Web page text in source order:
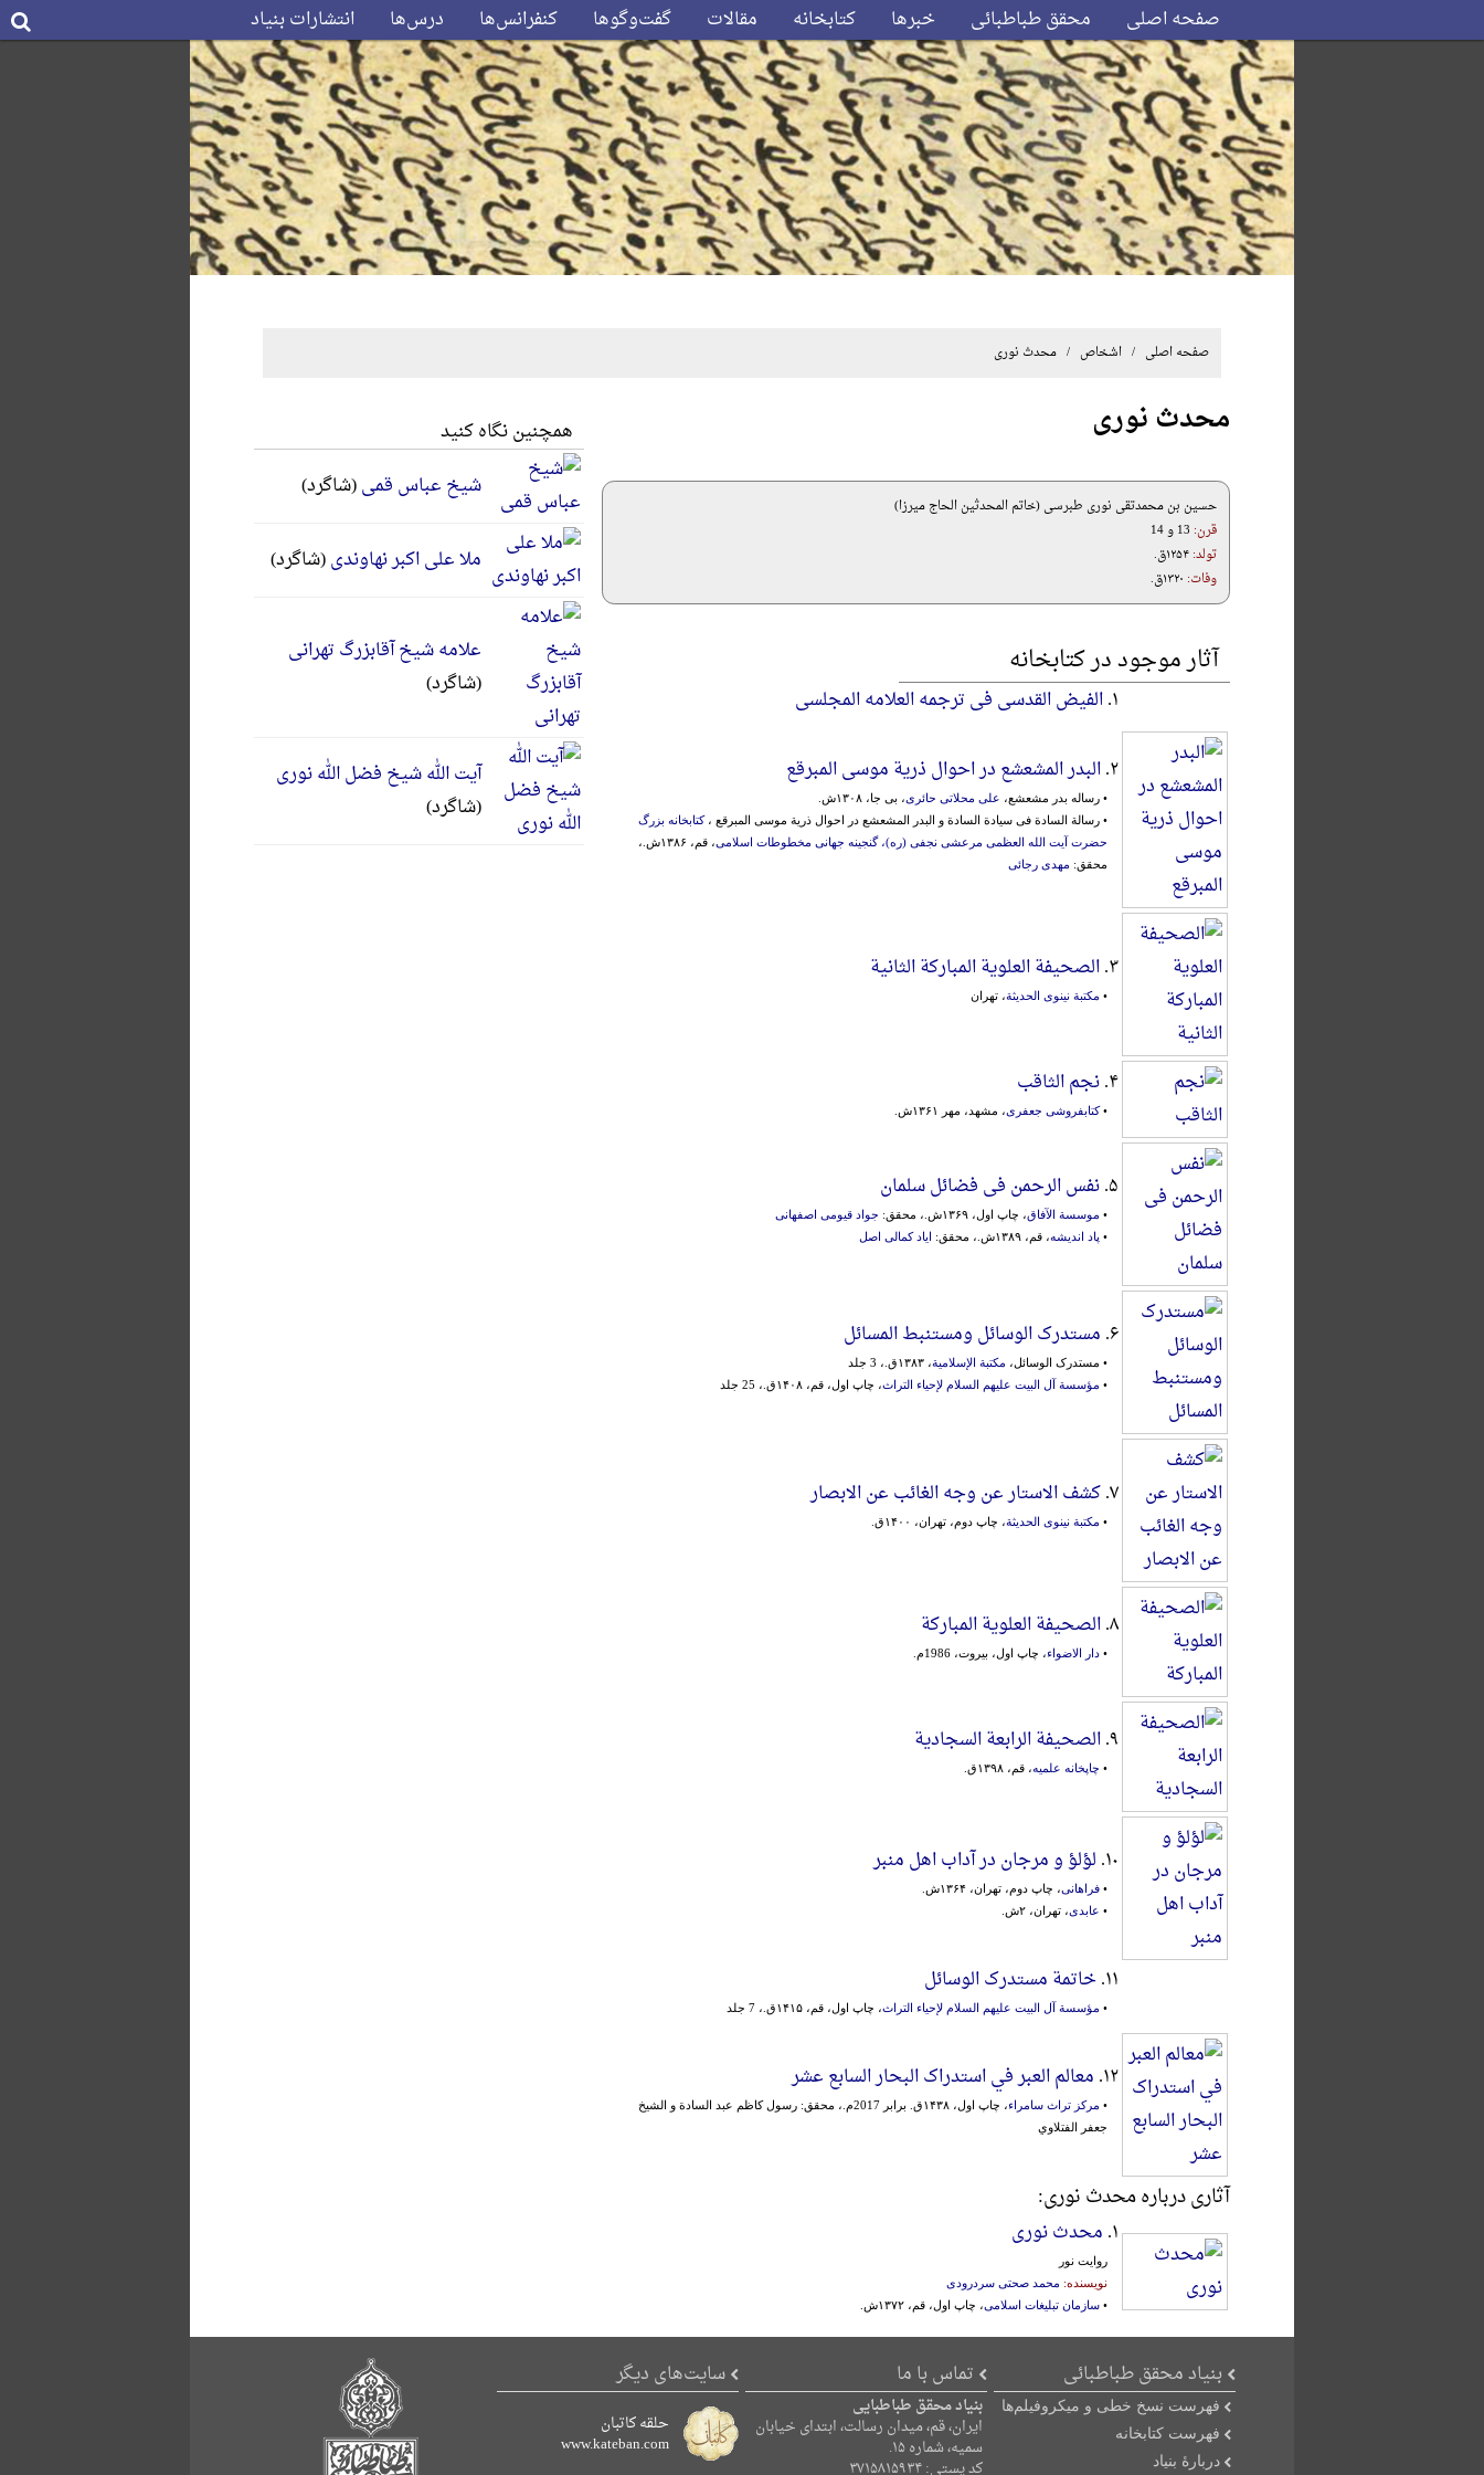
صفحه اصلی محقق طباطبائی خبرها کتابخانه مقالات گفت‌وگوها کنفرانس‌ها درس‌ها انتشارات بنیاد
صفحه اصلی / اشخاص / محدث نوری
محدث نوری
حسین بن محمدتقی نوری طبرسی (خاتم المحدثین الحاج میرزا)
قرن:
تولد:۱۲۵۴ق.
وفات:
آثار موجود در کتابخانه
۱. الفیض القدسی فی ترجمه العلامه المجلسی
۲. البدر المشعشع در احوال ذریة موسی المبرقع
• رساله بدر مشعشع، علی محلاتی حائری، بی جا، ۱۳۰۸ش.
• رسالة السادة فی سیادة السادة و البدر المشعشع در احوال ذریة موسی المبرقع ،کتابخانه بزرگ
حضرت آیت الله العظمی مرعشی نجفی (ره)، گنجینه جهانی مخطوطات اسلامی
، قم، ۱۳۸۶ش.،
محقق: مهدی رجائی
۳. الصحیفة العلویة المبارکة الثانیة
• مکتبة نینوی الحدیثة، تهران
۴. نجم الثاقب
•کتابفروشی جعفری، مشهد، مهر ۱۳۶۱ش.
۵. نفس الرحمن فی فضائل سلمان
• موسسة الآفاق، چاپ اول، ۱۳۶۹ش.، محقق:
جواد قیومی اصفهانی
• پاد اندیشه، قم، ۱۳۸۹ش.، محقق: ایاد کمالی اصل
۶. مستدرک الوسائل ومستنبط المسائل‌
• مستدرک الوسائل، مکتبة الإسلامیة، ۱۳۸۳ق.، 3 جلد
• مؤسسة آل البیت علیهم السلام لإحیاء التراث، چاپ اول، قم، ۱۴۰۸ق.، 25 جلد
۷. کشف الاستار عن وجه الغائب عن الابصار
• مکتبة نینوی الحدیثة، چاپ دوم، تهران، ۱۴۰۰ق.
۸. ‌الصحیفة‌ ‌العلویة المبارکة‌
• دار الاضواء، چاپ اول، بیروت، 1986م.
۹. الصحیفة الرابعة السجادیة
• چاپخانه علمیه، قم، ۱۳۹۸ق.
۱۰. لؤلؤ و مرجان در آداب اهل منبر
• فراهانی، چاپ دوم، تهران، ۱۳۶۴ش.
• عابدی، تهران، ۲ش.
۱۱. خاتمة مستدرک الوسائل
• مؤسسة آل البیت علیهم السلام لإحیاء التراث، چاپ اول، قم، ۱۴۱۵ق.، 7 جلد
۱۲. معالم العبر في استدراک البحار السابع عشر
• مرکز تراث سامراء
، چاپ اول، ۱۴۳۸ق. برابر 2017م.، محقق: رسول کاظم عبد السادة و الشیخ
جعفر الفتلاوي
آثاری درباره محدث نوری:
۱. محدث نوری
روایت نور
نویسنده: محمد صحتی سردرودی
• سازمان تبلیغات اسلامی، چاپ اول، قم، ۱۳۷۲ش.
همچنین نگاه کنید
شیخ عباس قمی(شاگرد)
ملا علی اکبر نهاوندی(شاگرد)
علامه شیخ آقابزرگ تهرانی
(شاگرد)
آیت الله شیخ فضل الله نوری
(شاگرد)
بنیاد محقق طباطبائی
فهرست نسخ خطی و میکروفیلم‌ها
فهرست کتابخانه
دربارۀ بنیاد
تماس با ما
بنیاد محقق طباطبایی
ایران، قم، میدان رسالت، ابتدای خیابان
سمیه، شماره ۱۵.
کد پستی: ۳۷۱۵۸۱۵۹۳۴
سایت‌های دیگر
حلقه کاتبان
www.kateban.com